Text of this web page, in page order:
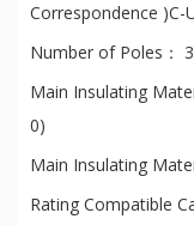
Correspondence )C-
Number of Poles：
Main Insulating
0)
Main Insulating
Rating Compatible